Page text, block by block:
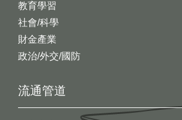
教育學習
社會/科學
財金產業
政治/外交/國防
流通管道